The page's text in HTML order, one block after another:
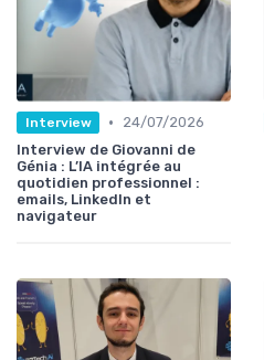
Interview •
24/07/2026
Interview de Giovanni de
Génia : L’IA intégrée au
quotidien professionnel :
emails, LinkedIn et
navigateur